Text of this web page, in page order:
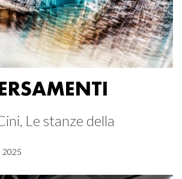
Le stanze della
2025